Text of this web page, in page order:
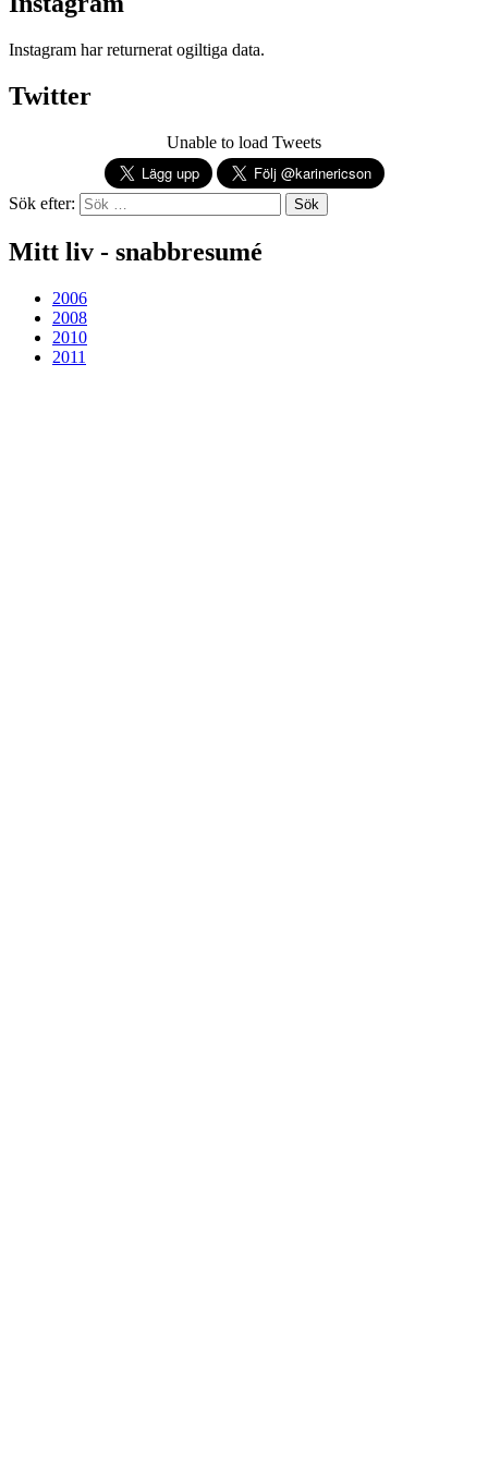
Instagram har returnerat ogiltiga data.
Twitter
Unable to load Tweets
Sök efter:
Mitt liv - snabbresumé
2006
2008
2010
2011